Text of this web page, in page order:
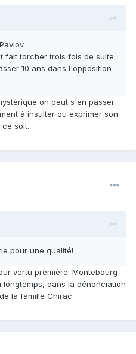
fait torcher trois fois de suite
10 ans dans l'opposition
on peut s'en passer.
à insulter ou exprimer son
soit.
pour une qualité!
vertu première. Montebourg
dans la dénonciation
la famille Chirac.